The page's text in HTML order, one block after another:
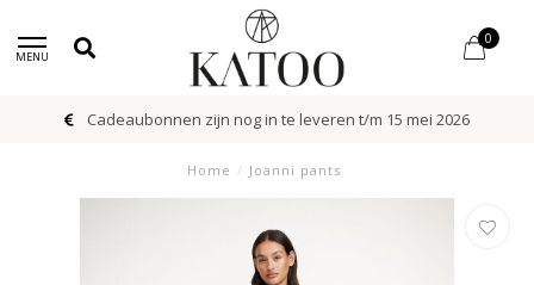
MENU
0
Cadeaubonnen zijn nog in te leveren t/m 15 mei 2026
Home / Joanni pants